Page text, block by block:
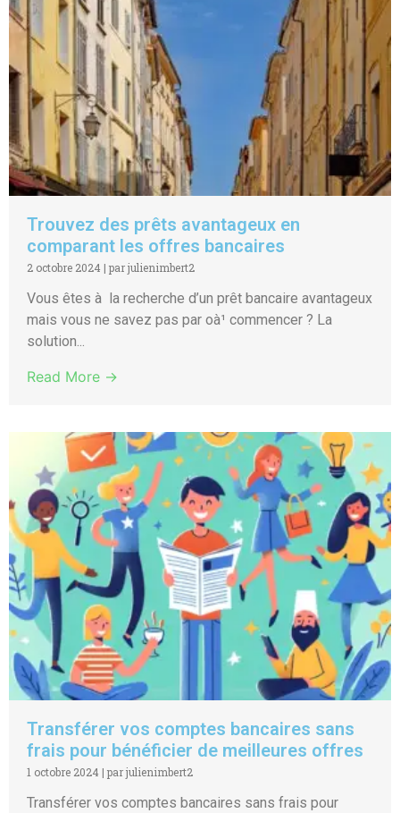
Trouvez des prêts avantageux en
comparant les offres bancaires
2 octobre 2024 | par julienimbert2
Vous êtes à la recherche d’un prêt bancaire avantageux
mais vous ne savez pas par oà¹ commencer ? La
solution...
Read More →
Transférer vos comptes bancaires sans
frais pour bénéficier de meilleures offres
1 octobre 2024 | par julienimbert2
Transférer vos comptes bancaires sans frais pour